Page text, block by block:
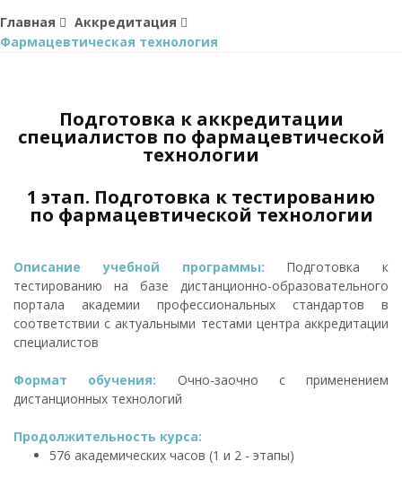
Главная
Аккредитация
Фармацевтическая технология
Подготовка к аккредитации
специалистов по фармацевтической
технологии
1 этап. Подготовка к тестированию
по фармацевтической технологии
Описание учебной программы: Подготовка к
тестированию на базе дистанционно-образовательного
портала академии профессиональных стандартов в
соответствии с актуальными тестами центра аккредитации
специалистов
Формат обучения: Очно-заочно с применением
дистанционных технологий
Продолжительность курса:
576 академических часов (1 и 2 - этапы)